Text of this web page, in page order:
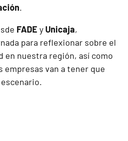
.
FADE y Unicaja,
para reflexionar sobre el
en nuestra región, así como
empresas van a tener que